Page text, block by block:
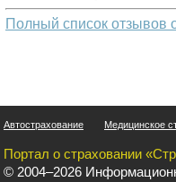
Полный список отзывов
Автострахование Медицинское
Портал о страховании
© 2004–2026